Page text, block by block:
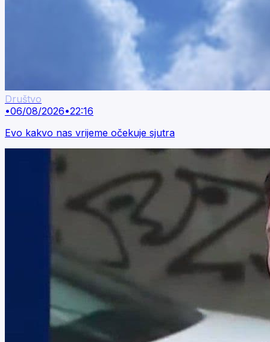
Društvo
•06/08/2026•22:16
Evo kakvo nas vrijeme očekuje sjutra